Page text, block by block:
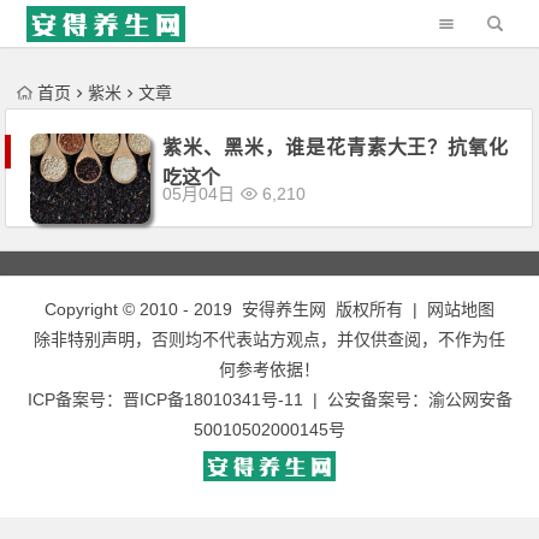
'); })();
首页 紫米 文章
紫米、黑米，谁是花青素大王？抗氧化
吃这个
05月04日 6,210
Copyright © 2010 - 2019 安得养生网 版权所有 |
网站地图
除非特别声明，否则均不代表站方观点，并仅供查阅，不作为任
何参考依据！
ICP备案号： 晋ICP备18010341号-11 | 公安备案号： 渝公网安备
50010502000145号